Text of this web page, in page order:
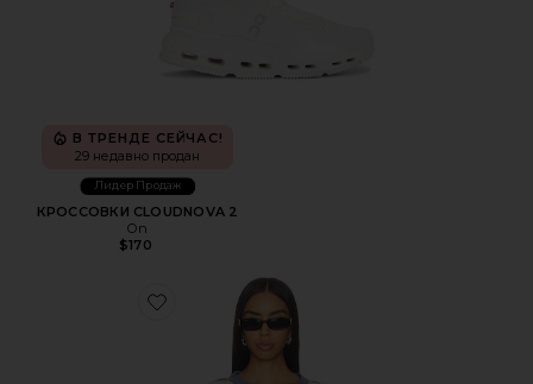
В ТРЕНДЕ СЕЙЧАС!
29 недавно продан
Лидер Продаж
КРОССОВКИ CLOUDNOVA 2
On
$170
Favorite ТОП HORIZON LONG SLEEVE